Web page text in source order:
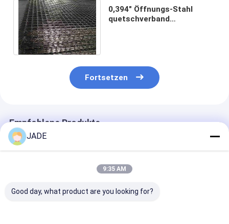
0,394" Öffnungs-Stahl
quetschverband
Fortsetzen
Empfohlene Produkte
JADE
9:35 AM
Good day, what product are you looking for?